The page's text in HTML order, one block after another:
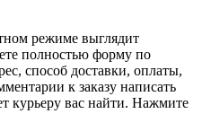
режиме выглядит
полностью форму по
способ доставки, оплаты,
к заказу написать
курьеру вас найти. Нажмите